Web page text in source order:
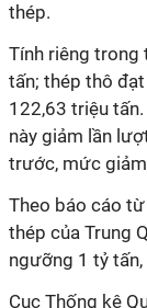
thép.
Tính riêng trong
tấn; thép thô
122,63 triệu
này giảm lần
trước, mức giảm
Theo báo cáo
thép của Trung
ngưỡng 1 tỷ
Cục Thống kê